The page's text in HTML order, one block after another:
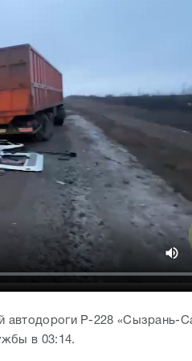
Р-228 «Сызрань-
в 03:14.